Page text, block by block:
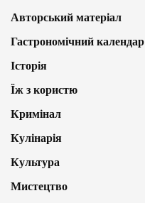
Авторський матеріал
Гастрономічний календар
Історія
Їж з користю
Кримінал
Кулінарія
Культура
Мистецтво